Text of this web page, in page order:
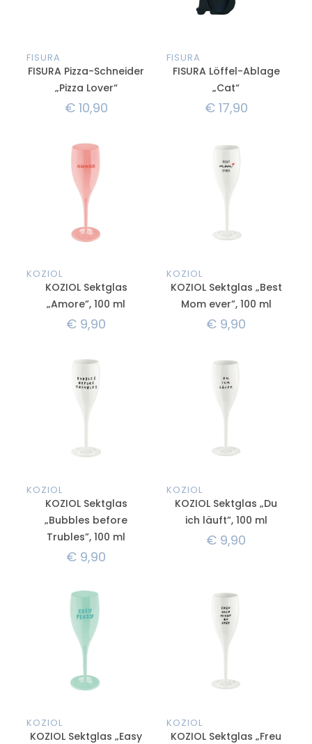
FISURA
FISURA Pizza-Schneider
„Pizza Lover“
€10,90
FISURA
FISURA Löffel-Ablage
„Cat“
€17,90
KOZIOL
KOZIOL Sektglas
„Amore”, 100 ml
€ 9,90
KOZIOL
KOZIOL Sektglas „Best
Mom ever”, 100 ml
€ 9,90
KOZIOL
KOZIOL Sektglas
„Bubbles before
Trubles”, 100 ml
€ 9,90
KOZIOL
KOZIOL Sektglas „Du
ich läuft”, 100 ml
€ 9,90
KOZIOL
KOZIOL Sektglas „Easy
KOZIOL
KOZIOL Sektglas „Freu